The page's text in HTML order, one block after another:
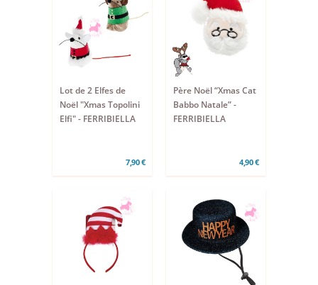
Lot de 2 Elfes de
Noël "Xmas Topolini
Elfi" - FERRIBIELLA
7,90 €
Père Noël “Xmas Cat
Babbo Natale” -
FERRIBIELLA
4,90 €